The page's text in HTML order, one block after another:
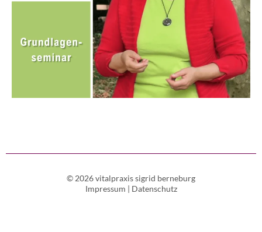
© 2026 vitalpraxis sigrid berneburg
Impressum | Datenschutz